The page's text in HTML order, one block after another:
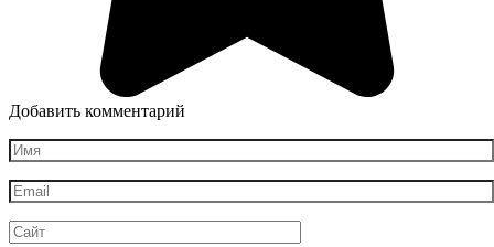
Добавить комментарий
Имя
*
Email
*
Сайт